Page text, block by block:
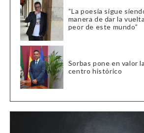
“La poesía sigue
manera de dar la
peor de este mundo”
Sorbas pone en valor
centro histórico